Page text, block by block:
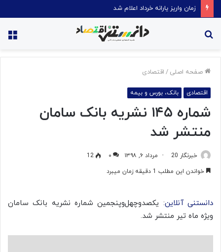
قیمت روغن دریکسال رکورد زد
صفحه اصلی / اقتصادی
اقتصادی بانک، بورس و بیمه
شماره ۱۴۵ نشریه بانک سامان
منتشر شد
خبرنگار 20 مرداد ۶, ۱۳۹۸ ۰
12
خواندن این مطلب 1 دقیقه زمان میبرد
دانستنی آنلاین: یکصدوچهل‌وپنجمین شماره نشریه بانک سامان
ویژه ماه تیر منتشر شد.